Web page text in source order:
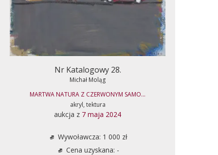
Nr Katalogowy 28.
Michał Moląg
MARTWA NATURA Z CZERWONYM SAMO...
akryl, tektura
aukcja z 7 maja 2024
Wywoławcza: 1 000 zł
Cena uzyskana: -